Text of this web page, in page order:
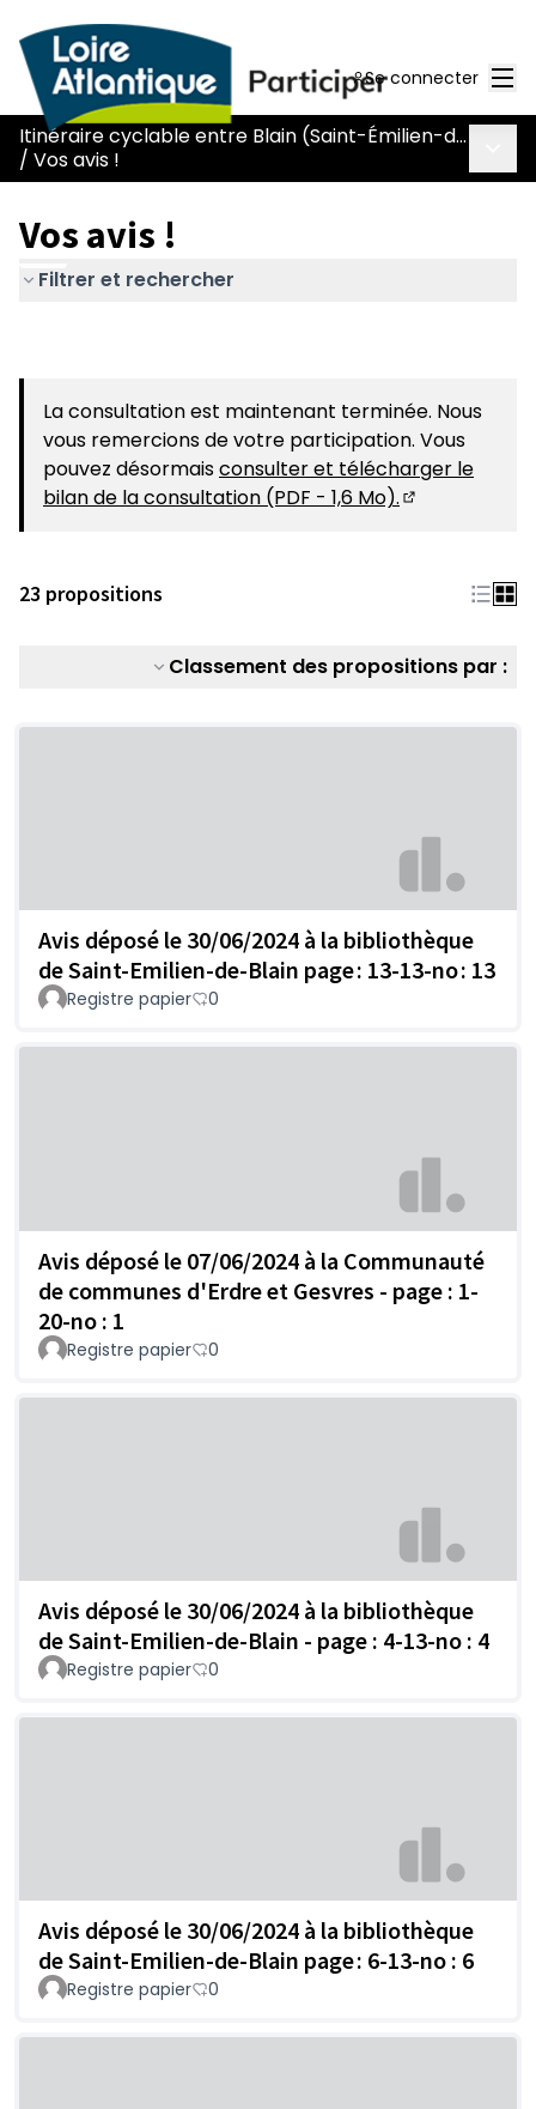
Se connecter
Itinéraire cyclable entre Blain (Saint-Émilien-de-Blain) et Héric (L129)
/ Vos avis !
Vos avis !
Filtrer et rechercher
La consultation est maintenant terminée. Nous
vous remercions de votre participation. Vous
pouvez désormaisconsulter et télécharger le
bilan de la consultation (PDF - 1,6 Mo).
23 propositions
Classement des propositions par :
Avis déposé le 30/06/2024 à la bibliothèque
de Saint-Emilien-de-Blain page : 13-13-no : 13
Registre papier 0
Avis déposé le 07/06/2024 à la Communauté
de communes d'Erdre et Gesvres - page : 1-
20-no : 1
Registre papier 0
Avis déposé le 30/06/2024 à la bibliothèque
de Saint-Emilien-de-Blain - page : 4-13-no : 4
Registre papier 0
Avis déposé le 30/06/2024 à la bibliothèque
de Saint-Emilien-de-Blain page : 6-13-no : 6
Registre papier 0